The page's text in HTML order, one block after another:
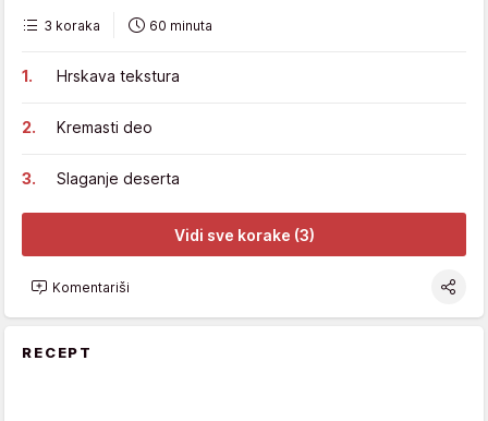
3 koraka 60 minuta
Hrskava tekstura
Kremasti deo
Slaganje deserta
Vidi sve korake (3)
Komentariši
RECEPT